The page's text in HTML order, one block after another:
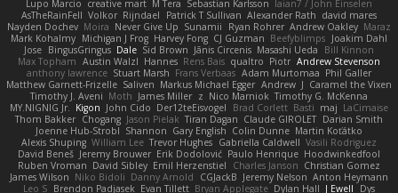
Lupo Marcio creative mart M Tera Sebastian Karlsson Iaian7 / John Einselen
AsTheRainFell Volkor Rijndael Patrick T Sullivan Alexander Rath david mares
Nayden Dochev Moira Never Give Up Sunamii Ryan Rohrer Andrew Oakley Maraz
Mark Kohalmy Michigan J Frog Harvey Fong CJ Guzman Beefyblimps Joakim Dahl
Jose BingusGringus Dale Sid Brown Jānis Circenis Masashi Ueda
Bill Kinnon
Max Topham Austin Walzl Hannes Rens Bais qualtro Piotr Andrew Stevenson
anthony lawrence Stuart Marsh Frans Verbaas Adam Murtomaa Phil Galler
Matthew Garnett-Frizelle Saliven Markus Michael Egger Andrew J Caramel the Vixen
Timothy J. Aveni Moth James Miller z Nico Marniok Timothy G. McKenna
MY.NIGNIG Jr. Kigon John Cido Der12teEisvogel Brad Corlett Basti maj LaCimaise
Thom Bakker Chogang Jason Pielak Tiran Dagan Claude GIROLET Darian Smith
Joenne Hub-Strobl Shannon Gary English Colin Dunne Martin Koťátko
Alexis Shuping William Lee Trevor Hughes Gabriella Caldwell Vasili Rodriguez
David Beneš Jeremy Brouwer Erik Dodolović Paulo Henrique Hoodwinkedfool
Ruben Vroman David Sibley Emil Herzenstiel Charles Janson Christian Gomez
James Wilson Niko Bidoli Danny Arnold CGJackB Jeremy Nelson Anton Heymann
Leo S Brendon Padjasek Evan Tillett Bryan Applegate Dylan Hall J Ewell
Dys